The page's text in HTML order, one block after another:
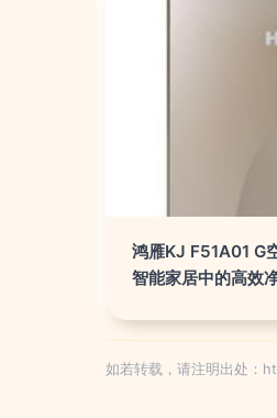
鸿雁KJ F51A01 G
智能家居中的高效
如若转载，请注明出处